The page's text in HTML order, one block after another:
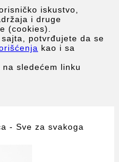
iskustvo,
i druge
(cookies).
potvrđujete da se
kao i sa
sledećem linku
- Sve za svakoga